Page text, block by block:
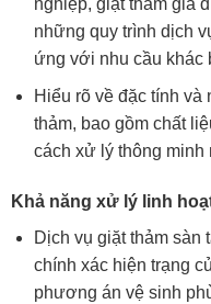
những quy trình dịch
ứng với nhu cầu khác
Hiểu rõ về đặc tính và
thảm, bao gồm chất
cách xử lý thông minh
Khả năng xử lý linh
Dịch vụ giặt thảm sàn
chính xác hiện trạng
phương án vệ sinh